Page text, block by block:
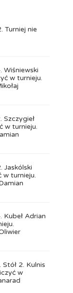
Turniej nie
Wiśniewski
w turnieju.
Szczygieł
w turnieju.
Jaskólski
w turnieju.
Kubeł Adrian
2. Kulnis
w